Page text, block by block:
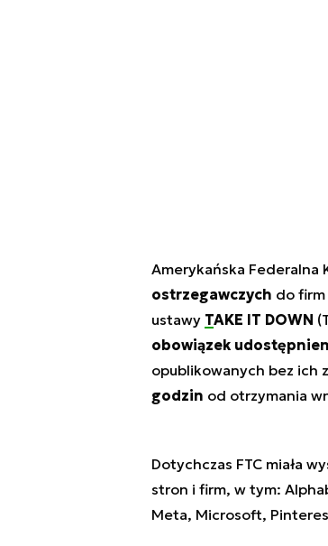
Amerykańska Federalna
ostrzegawczych do
ustawy TAKE IT DOWN
obowiązek
opublikowanych bez ich
godzin od otrzymania
Dotychczas FTC miała
stron i firm, w tym:
Meta, Microsoft,